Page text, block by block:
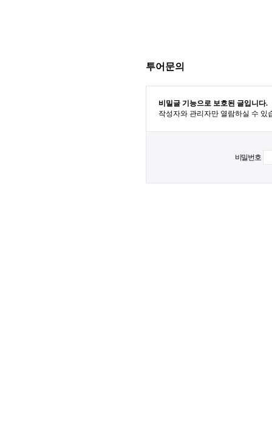
투어문의
비밀글 기능으로 보호된 글입니다.
작성자와 관리자만 열람하실 수 있
비밀번호